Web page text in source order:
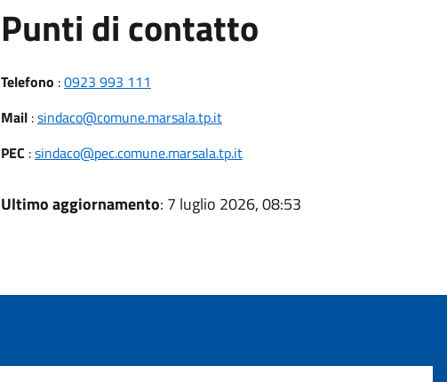
Punti di contatto
Telefono :0923 993 111
Mail:sindaco@comune.marsala.tp.it
PEC :sindaco@pec.comune.marsala.tp.it
Ultimo aggiornamento: 7 luglio 2026, 08:53